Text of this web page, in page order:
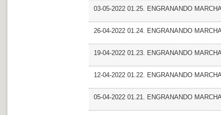
03-05-2022 01.25. ENGRANANDO
26-04-2022 01.24. ENGRANANDO
19-04-2022 01.23. ENGRANANDO
12-04-2022 01.22. ENGRANANDO
05-04-2022 01.21. ENGRANANDO